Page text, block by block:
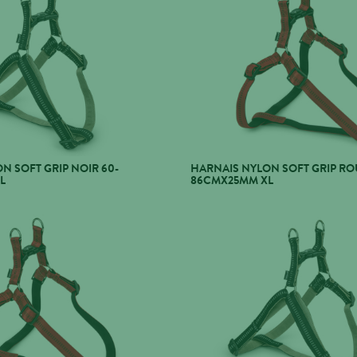
SOFT GRIP NOIR 60- HARNAIS NYLON SOFT GRIP
86CMX25MM XL